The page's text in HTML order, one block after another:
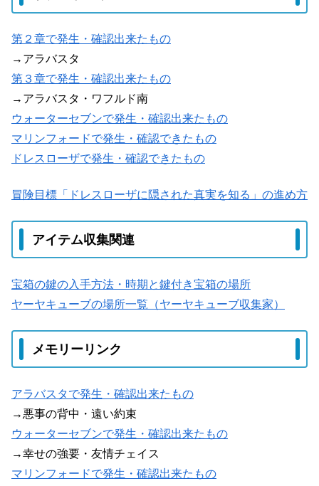
第２章で発生・確認出来たもの
→アラバスタ
第３章で発生・確認出来たもの
→アラバスタ・ワフルド南
ウォーターセブンで発生・確認出来たもの
マリンフォードで発生・確認できたもの
ドレスローザで発生・確認できたもの
冒険目標「ドレスローザに隠された真実を知る」の進め方
アイテム収集関連
宝箱の鍵の入手方法・時期と鍵付き宝箱の場所
ヤーヤキューブの場所一覧（ヤーヤキューブ収集家）
メモリーリンク
アラバスタで発生・確認出来たもの
→悪事の背中・遠い約束
ウォーターセブンで発生・確認出来たもの
→幸せの強要・友情チェイス
マリンフォードで発生・確認出来たもの